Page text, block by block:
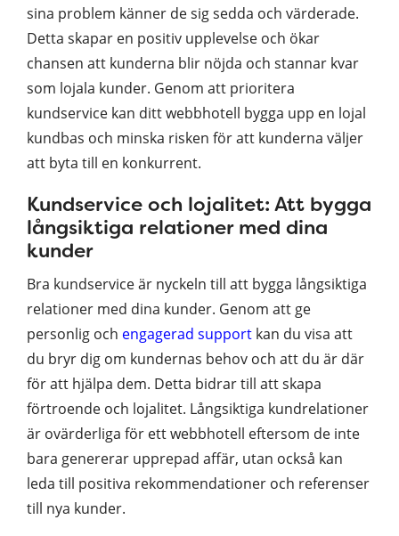
sina problem känner de sig sedda och värderade.
Detta skapar en positiv upplevelse och ökar
chansen att kunderna blir nöjda och stannar kvar
som lojala kunder. Genom att prioritera
kundservice kan ditt webbhotell bygga upp en lojal
kundbas och minska risken för att kunderna väljer
att byta till en konkurrent.
Kundservice och lojalitet: Att bygga
långsiktiga relationer med dina
kunder
Bra kundservice är nyckeln till att bygga långsiktiga
relationer med dina kunder. Genom att ge
personlig och engagerad support kan du visa att
du bryr dig om kundernas behov och att du är där
för att hjälpa dem. Detta bidrar till att skapa
förtroende och lojalitet. Långsiktiga kundrelationer
är ovärderliga för ett webbhotell eftersom de inte
bara genererar upprepad affär, utan också kan
leda till positiva rekommendationer och referenser
till nya kunder.